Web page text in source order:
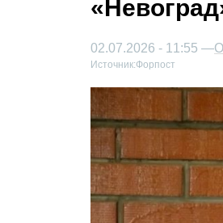
02.07.2026 - 11:55 —
Источник:Форпост